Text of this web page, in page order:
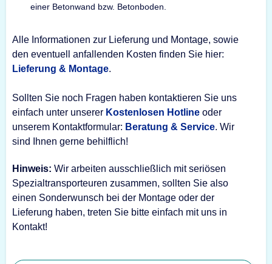
einer Betonwand bzw. Betonboden.
Alle Informationen zur Lieferung und Montage, sowie
den eventuell anfallenden Kosten finden Sie hier:
Lieferung & Montage.
Sollten Sie noch Fragen haben kontaktieren Sie uns
einfach unter unserer Kostenlosen Hotline oder
unserem Kontaktformular: Beratung & Service. Wir
sind Ihnen gerne behilflich!
Hinweis: Wir arbeiten ausschließlich mit seriösen
Spezialtransporteuren zusammen, sollten Sie also
einen Sonderwunsch bei der Montage oder der
Lieferung haben, treten Sie bitte einfach mit uns in
Kontakt!